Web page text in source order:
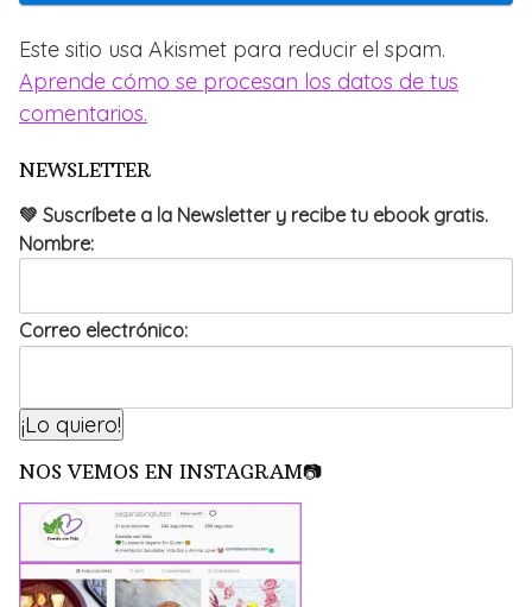
Este sitio usa Akismet para reducir el spam.
Aprende cómo se procesan los datos de tus
comentarios.
NEWSLETTER
💚 Suscríbete a la Newsletter y recibe tu ebook gratis.
Nombre:
Correo electrónico:
NOS VEMOS EN INSTAGRAM📷